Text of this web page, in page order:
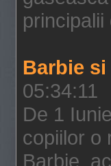
Barbie si
05:34:11
De 1
copiilor o
Barbie,